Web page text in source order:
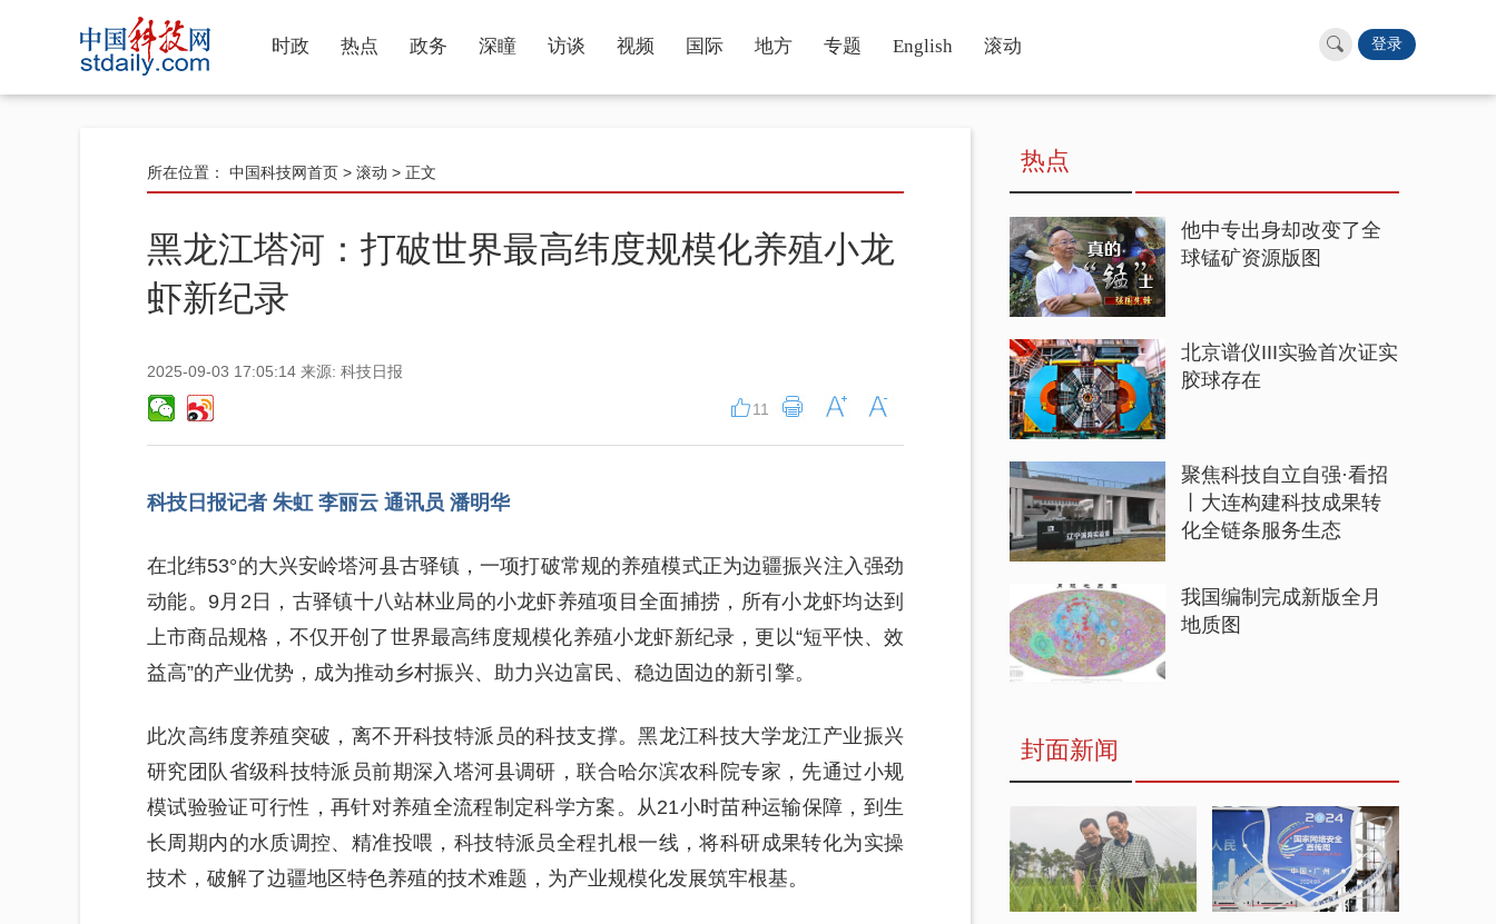
时政 热点 政务 深瞳 访谈 视频 国际 地方 专题 English 滚动 登录
所在位置： 中国科技网首页 > 滚动 > 正文
黑龙江塔河：打破世界最高纬度规模化养殖小龙
虾新纪录
2025-09-03 17:05:14 来源: 科技日报
11
科技日报记者 朱虹 李丽云 通讯员 潘明华
在北纬53°的大兴安岭塔河县古驿镇，一项打破常规的养殖模式正为边疆振兴注入强劲
动能。9月2日，古驿镇十八站林业局的小龙虾养殖项目全面捕捞，所有小龙虾均达到
上市商品规格，不仅开创了世界最高纬度规模化养殖小龙虾新纪录，更以“短平快、效
益高”的产业优势，成为推动乡村振兴、助力兴边富民、稳边固边的新引擎。
此次高纬度养殖突破，离不开科技特派员的科技支撑。黑龙江科技大学龙江产业振兴
研究团队省级科技特派员前期深入塔河县调研，联合哈尔滨农科院专家，先通过小规
模试验验证可行性，再针对养殖全流程制定科学方案。从21小时苗种运输保障，到生
长周期内的水质调控、精准投喂，科技特派员全程扎根一线，将科研成果转化为实操
技术，破解了边疆地区特色养殖的技术难题，为产业规模化发展筑牢根基。
热点
他中专出身却改变了全
球锰矿资源版图
北京谱仪III实验首次证实
胶球存在
聚焦科技自立自强·看招
丨大连构建科技成果转
化全链条服务生态
我国编制完成新版全月
地质图
封面新闻